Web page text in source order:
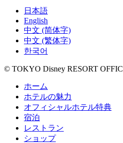
日本語
English
中文 (简体字)
中文 (繁体字)
한국어
© TOKYO Disney RESORT
ホーム
ホテルの魅力
オフィシャルホテル特典
宿泊
レストラン
ショップ